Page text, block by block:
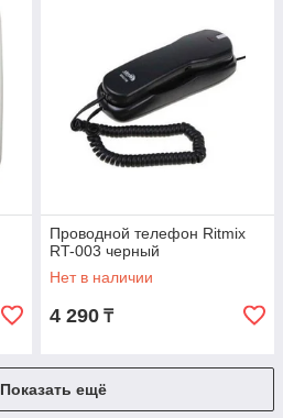
Проводной телефон Ritmix
RT-003 черный
Нет в наличии
4 290 ₸
Показать ещё